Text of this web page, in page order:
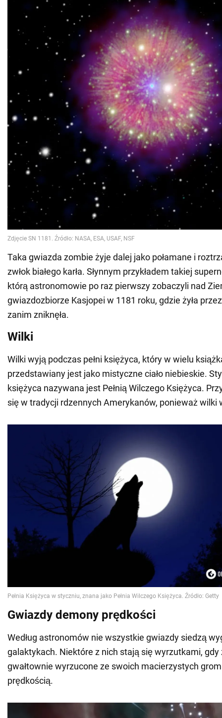
Taka gwiazda zombie żyje dalej jako połamane i
zwłok białego karła. Słynnym przykładem takiej
którą astronomowie po raz pierwszy zobaczyli nad
gwiazdozbiorze Kasjopei w 1181 roku, gdzie żyła
zanim zniknęła.
Wilki
Wilki wyją podczas pełni księżyca, który w wielu
przedstawiany jest jako mistyczne ciało niebieskie.
księżyca nazywana jest Pełnią Wilczego Księżyca.
się w tradycji rdzennych Amerykanów, ponieważ wilki
Gwiazdy demony prędkości
Według astronomów nie wszystkie gwiazdy siedzą
galaktykach. Niektóre z nich stają się wyrzutkami, gdy
gwałtownie wyrzucone ze swoich macierzystych
prędkością.